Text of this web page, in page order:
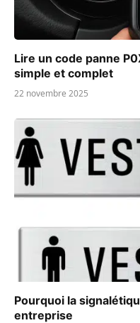
Lire un code panne
simple et complet
22 novembre 2025
Pourquoi la
entreprise